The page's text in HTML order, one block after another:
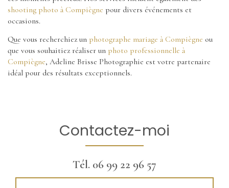
shooting photo à Compiègne pour divers événements et
occasions.
Que vous recherchiez un photographe mariage à Compiègne ou
que vous souhaitiez réaliser un photo professionnelle à
Compiègne, Adeline Brisse Photographie est votre partenaire
idéal pour des résultats exceptionnels.
Contactez-moi
Tél. 06 99 22 96 57